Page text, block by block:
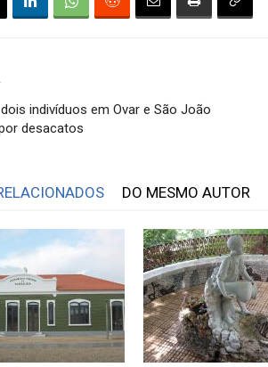
indivíduos em Ovar e São João
desacatos
DO MESMO AUTOR